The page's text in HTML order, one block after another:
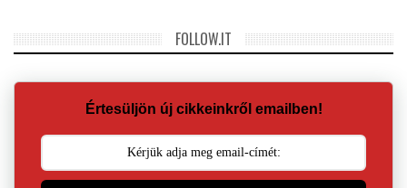
FOLLOW.IT
Értesüljön új cikkeinkről emailben!